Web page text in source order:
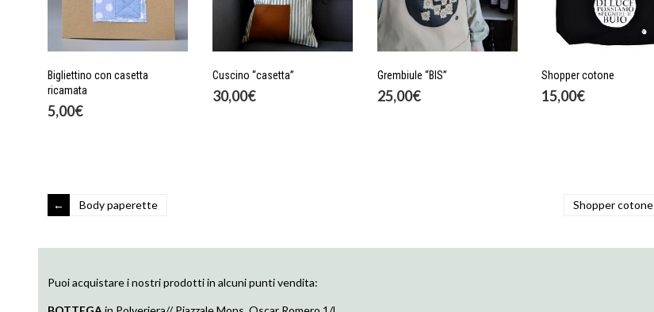
Bigliettino con casetta
ricamata
5,00€
Cuscino “casetta”
30,00€
Grembiule “BIS”
25,00€
Shopper cotone
15,00€
Body paperette Shopper cotone
Puoi acquistare i nostri prodotti in alcuni punti vendita: